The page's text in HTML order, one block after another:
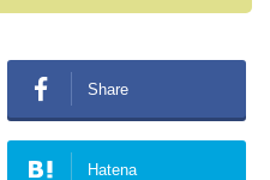
Share
Hatena